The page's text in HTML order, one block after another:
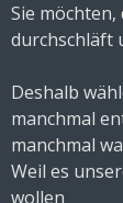
Sie
durchschläft
Deshalb
manchmal
manchmal
Weil es
wollen